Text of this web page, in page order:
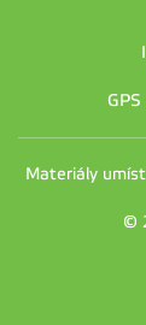
Materiály
©